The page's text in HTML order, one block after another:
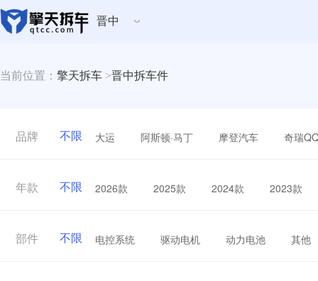
晋中
当前位置： 擎天拆车 >晋中拆车件
品牌 不限 大运 阿斯顿·马丁 摩登汽车 奇瑞
年款 不限 2026款 2025款 2024款 2023款
部件 不限 电控系统 驱动电机 动力电池 其他